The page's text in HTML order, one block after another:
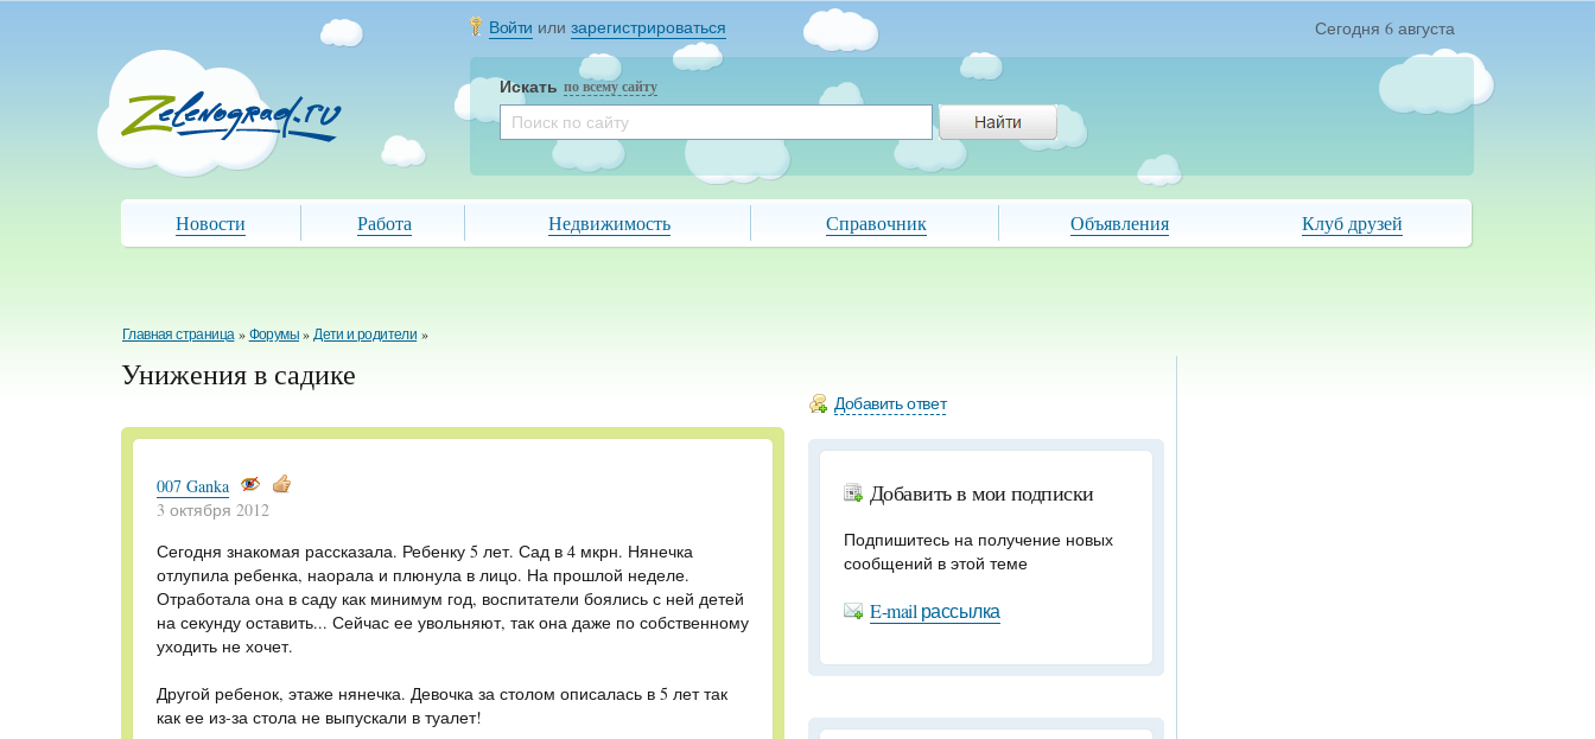
Войти или зарегистрироваться Сегодня 6 августа
Искать по всему сайту
Новости Работа Недвижимость Справочник Объявления Клуб друзей
Главная страница »Форумы» Дети и родители »
Унижения в садике
007 Ganka
3 октября 2012
Сегодня знакомая рассказала. Ребенку 5 лет. Сад в 4 мкрн. Нянечка
отлупила ребенка, наорала и плюнула в лицо. На прошлой неделе.
Отработала она в саду как минимум год, воспитатели боялись с ней детей
на секунду оставить... Сейчас ее увольняют, так она даже по собственному
уходить не хочет.
Другой ребенок, этаже нянечка. Девочка за столом описалась в 5 лет так
как ее из-за стола не выпускали в туалет!
Добавить ответ
Добавить в мои подписки
Подпишитесь на получение новых
сообщений в этой теме
E-mail рассылка